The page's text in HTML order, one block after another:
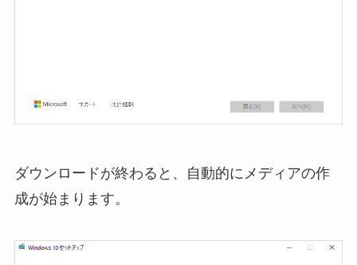
ダウンロードが終わると、自動的にメディアの作
成が始まります。